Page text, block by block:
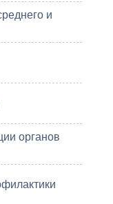
и
органов